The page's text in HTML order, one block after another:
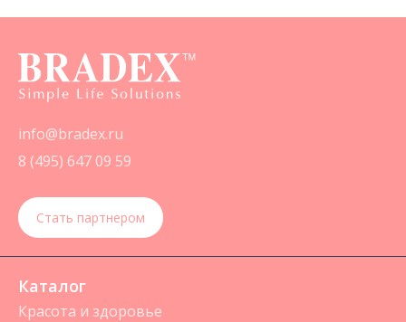
info@bradex.ru
8 (495) 647 09 59
Стать партнером
Каталог
Красота и здоровье